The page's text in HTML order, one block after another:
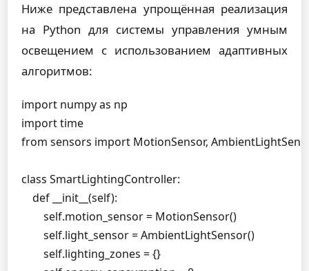
Ниже представлена упрощённая реализация
на Python для системы управления умным
освещением с использованием адаптивных
алгоритмов:
import numpy as np
import time
from sensors import MotionSensor,
class SmartLightingController:
    def __init__(self):
        self.motion_sensor = MotionSensor()
        self.light_sensor = AmbientLightSensor()
        self.lighting_zones = {}